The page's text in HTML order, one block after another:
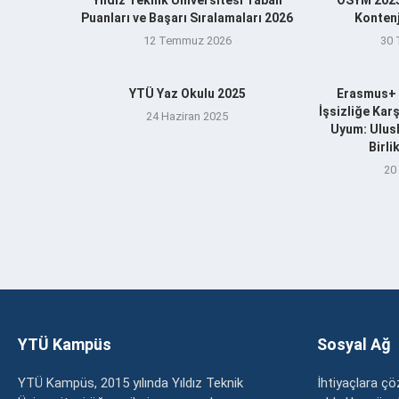
Puanları ve Başarı Sıralamaları 2026
12 Temmuz 2026 30
YTÜ Yaz Okulu 2025
24 Haziran 2025
İşsizliğe
Uyum:
YTÜ Kampüs
YTÜ Kampüs, 2015 yılında Yıldız Teknik
Sosyal Ağ
İhtiyaçlara